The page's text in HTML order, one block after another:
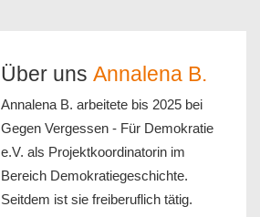
Über uns Annalena B.
Annalena B. arbeitete bis 2025 bei
Gegen Vergessen - Für Demokratie
e.V. als Projektkoordinatorin im
Bereich Demokratiegeschichte.
Seitdem ist sie freiberuflich tätig.